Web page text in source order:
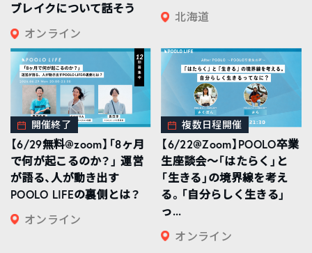
ブレイクについて話そう
オンライン
北海道
開催終了
【6/29無料@zoom】「8ヶ月
で何が起こるのか？」 運営
が語る、人が動き出す
POOLO LIFEの裏側とは？
オンライン
複数日程開催
【6/22@Zoom】POOLO卒業
生座談会〜「はたらく」と
「生きる」の境界線を考え
る。「自分らしく生きる」
っ...
オンライン